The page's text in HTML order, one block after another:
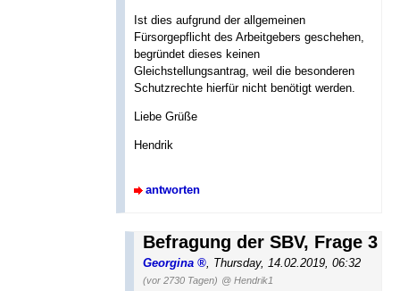
Ist dies aufgrund der allgemeinen
Fürsorgepflicht des Arbeitgebers geschehen,
begründet dieses keinen
Gleichstellungsantrag, weil die besonderen
Schutzrechte hierfür nicht benötigt werden.
Liebe Grüße
Hendrik
antworten
Befragung der SBV, Frage 3
Georgina , Thursday, 14.02.2019, 06:32
(vor 2730 Tagen) @ Hendrik1